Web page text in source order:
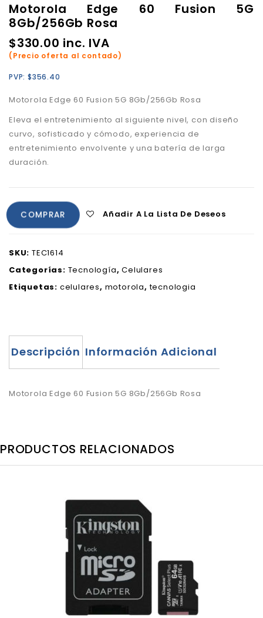
Motorola Edge 60 Fusion 5G
8Gb/256Gb Rosa
$330.00 inc. IVA
(Precio oferta al contado)
PVP: $356.40
Motorola Edge 60 Fusion 5G 8Gb/256Gb Rosa
Eleva el entretenimiento al siguiente nivel, con diseño
curvo, sofisticado y cómodo, experiencia de
entretenimiento envolvente y una batería de larga
duración.
COMPRAR Añadir A La Lista De Deseos
SKU: TEC1614
Categorías: Tecnología,Celulares
Etiquetas: celulares, motorola,tecnologia
Descripción Información Adicional
Motorola Edge 60 Fusion 5G 8Gb/256Gb Rosa
PRODUCTOS RELACIONADOS